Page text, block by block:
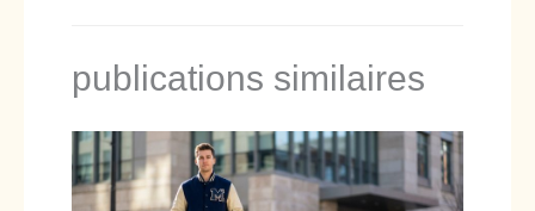
publications similaires